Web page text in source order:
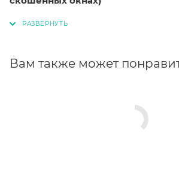
Вам также может